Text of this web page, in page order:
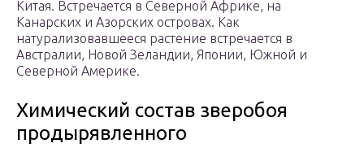
Китая. Встречается в Северной Африке, на
Канарских и Азорских островах. Как
натурализовавшееся растение встречается в
Австралии, Новой Зеландии, Японии, Южной и
Северной Америке.
Химический состав зверобоя
продырявленного